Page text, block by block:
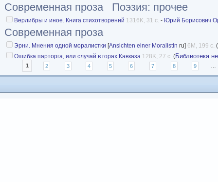
Современная проза Поэзия: прочее
Верлибры и иное. Книга стихотворений 1316K, 31 с. - Юрий Борисович
Современная проза
Эрни. Мнения одной моралистки [Ansichten einer Moralistin ru] 6M, 199 с.
Ошибка парторга, или случай в горах Кавказа 128K, 27 с. (Библиотека
Страницы
1 2 3 4 5 6 7 8 9 …